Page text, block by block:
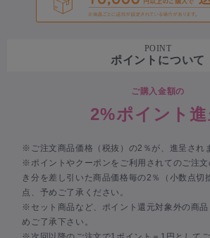
POINT
ポイントについて
ご購入金額の
2%ポイント進
※ご注文商品価格（税抜）の2％が、進呈され
※ポイントやクーポンをご利用されてのご注文
き分を差し引いた商品価格毎の2％（小数点切
点、予めご了承ください。
※セット商品など、ポイント還元対象外の商
めご了承下さい。